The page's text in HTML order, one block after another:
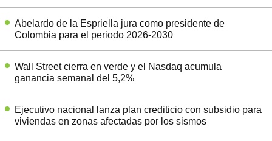
Abelardo de la Espriella jura como presidente de
Colombia para el periodo 2026-2030
Wall Street cierra en verde y el Nasdaq acumula
ganancia semanal del 5,2%
Ejecutivo nacional lanza plan crediticio con subsidio para
viviendas en zonas afectadas por los sismos